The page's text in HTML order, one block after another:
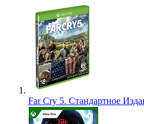
Far Cry 5. Стандартное